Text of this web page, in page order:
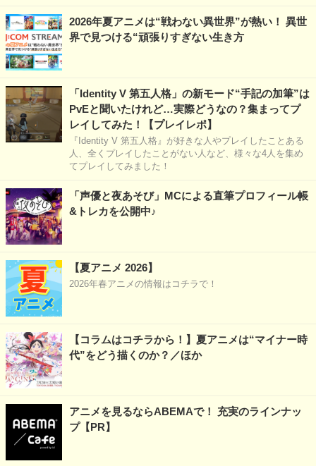
2026年夏アニメは“戦わない異世界”が熱い！ 異世
界で見つける“頑張りすぎない生き方
「Identity V 第五人格」の新モード“手記の加筆”は
PvEと聞いたけれど…実際どうなの？集まってプ
レイしてみた！【プレイレポ】
『Identity V 第五人格』が好きな人やプレイしたことある
人、全くプレイしたことがない人など、様々な4人を集め
てプレイしてみました！
「声優と夜あそび」MCによる直筆プロフィール帳
&トレカを公開中♪
【夏アニメ 2026】
2026年春アニメの情報はコチラで！
【コラムはコチラから！】夏アニメは“マイナー時
代”をどう描くのか？／ほか
アニメを見るならABEMAで！ 充実のラインナッ
プ【PR】